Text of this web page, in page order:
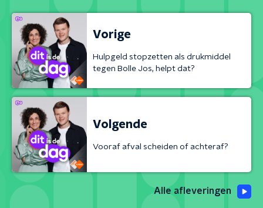
Vorige
Hulpgeld stopzetten als drukmiddel
tegen Bolle Jos, helpt dat?
Volgende
Vooraf afval scheiden of achteraf?
Alle afleveringen